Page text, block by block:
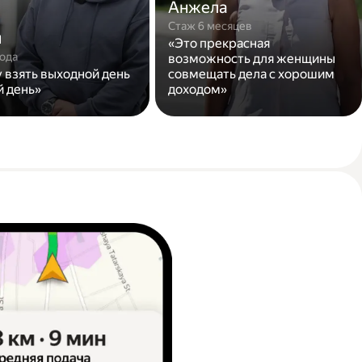
взять выходной день
день»
Анжела
Стаж 6 месяцев
«Это прекрасная
возможность для женщины
совмещать дела с хорошим
доходом»